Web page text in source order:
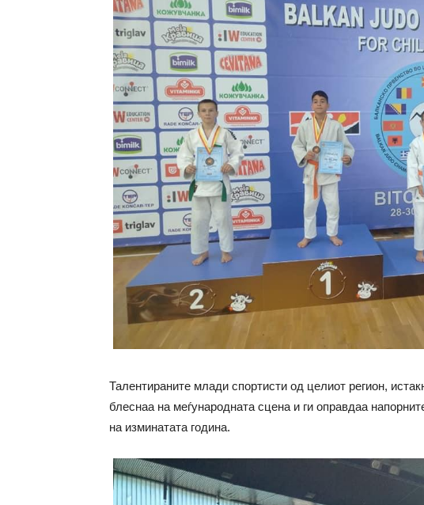
Талентираните млади спортисти од целиот регион,
блеснаа на меѓународната сцена и ги оправдаа
на изминатата година.